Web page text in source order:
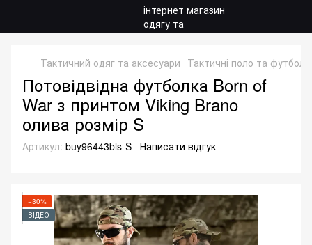
Тактичний одяг та аксесуари Тактичні поло та
Потовідвідна футболка Born of
War з принтом Viking Brano
олива розмір S
Артикул: buy96443bls-S Написати відгук
−30%
ВІДЕО